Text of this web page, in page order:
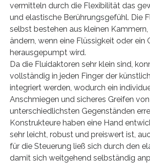
vermitteln durch die Flexibilität das
und elastische Berührungsgefühl. Die
selbst bestehen aus kleinen Kammern,
ändern, wenn eine Flüssigkeit oder ein
herausgepumpt wird.
Da die Fluidaktoren sehr klein sind,
vollständig in jeden Finger der
integriert werden, wodurch ein
Anschmiegen und sicheres Greifen von
unterschiedlichsten Gegenständen
Konstrukteure haben eine Hand
sehr leicht, robust und preiswert ist,
für die Steuerung ließ sich durch den
damit sich weitgehend selbständig